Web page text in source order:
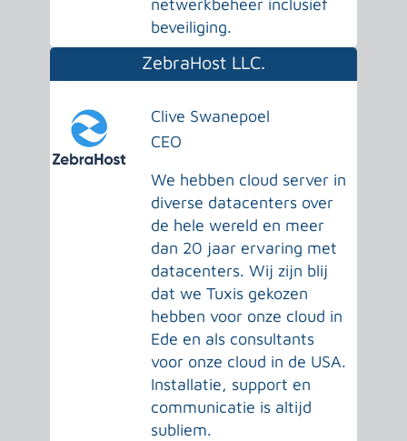
netwerkbeheer inclusief
beveiliging.
ZebraHost LLC.
Clive Swanepoel
CEO
We hebben cloud server in
diverse datacenters over
de hele wereld en meer
dan 20 jaar ervaring met
datacenters. Wij zijn blij
dat we Tuxis gekozen
hebben voor onze cloud in
Ede en als consultants
voor onze cloud in de USA.
Installatie, support en
communicatie is altijd
subliem.